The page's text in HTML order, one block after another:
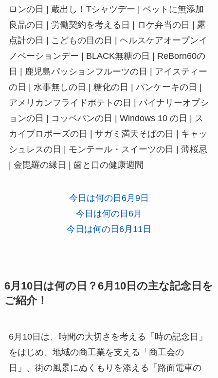
ロンの日 | 蔵出し！Tシャツデー | ペットに無添加
良品の日 | 労働契約を考える日 | ロケ弁当の日 | 露
点計の日 | こどもの目の日 | ヘルスケアオープンイ
ノベーションデー | BLACK無糖の日 | ReBorn60の
日 | 鹿児島パッションフルーツの日 | アイスティー
の日 | 水事無しの日 | 糖化の日 | パンケーキの日 |
アメリカンフライドポテトの日 | バイナリーオプシ
ョンの日 | コッペパンの日 | Windows 10 の日 | ス
カイプロポーズの日 | サガミ満天そばの日 | キャッ
シュレスの日 | モンテール・スイーツの日 | 薄桜忌
| 金毘羅の縁日 | 歯と口の健康週間
今日は何の日6月9日
今日は何の日6月
今日は何の日6月11日
6月10日は何の日？6月10日の主な記念日を
ご紹介！
6月10日は、時間の大切さを考える「時の記念日」
をはじめ、地域の商工業を支える「商工会の
日」、街の風景にぬくもりを添える「路面電車の